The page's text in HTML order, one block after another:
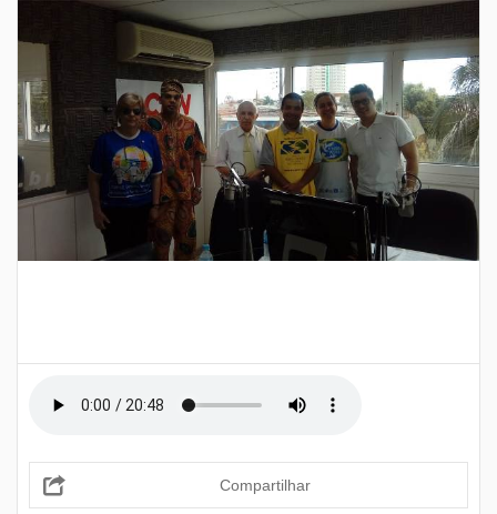
Compartilhar